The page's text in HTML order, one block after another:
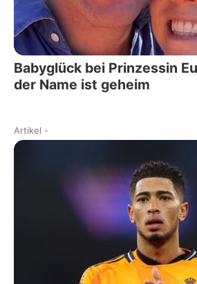
Babyglück bei Prinzessin
der Name ist geheim
Artikel -